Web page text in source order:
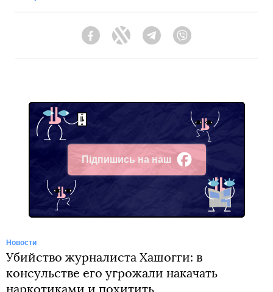
FacebookTwitter Telegram
Підпишись на наш
Facebook
Новости
Убийство журналиста Хашогги: в
консульстве его угрожали накачать